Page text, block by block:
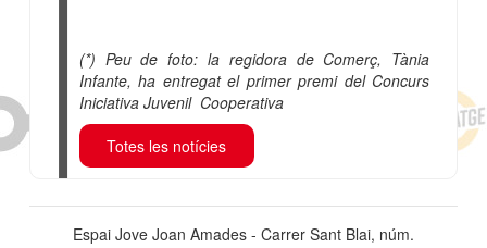
(*) Peu de foto: la regidora de Comerç, Tània
Infante, ha entregat el primer premi del Concurs
Iniciativa Juvenil Cooperativa
Totes les notícies
Espai Jove Joan Amades - Carrer Sant Blai, núm.